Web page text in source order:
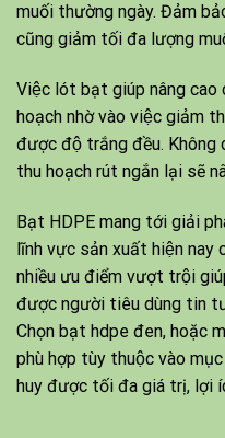
muối thường ngày. Đảm
cũng giảm tối đa lượng
Việc lót bạt giúp nâng
hoạch nhờ vào việc giảm
được độ trắng đều. Không
thu hoạch rút ngắn lại sẽ
Bạt HDPE mang tới giải
lĩnh vực sản xuất hiện nay
nhiều ưu điểm vượt trội
được người tiêu dùng tin
Chọn bạt hdpe đen, hoặc
phù hợp tùy thuộc vào
huy được tối đa giá trị, lợi